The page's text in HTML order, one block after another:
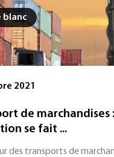
blanc
2021
de marchandises
se fait ...
des transports de